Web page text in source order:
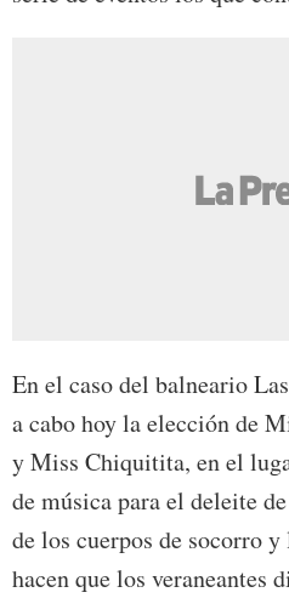
En el caso del balneario
a cabo hoy la elección de
y Miss Chiquitita, en el
de música para el deleite
de los cuerpos de socorro
hacen que los veraneantes